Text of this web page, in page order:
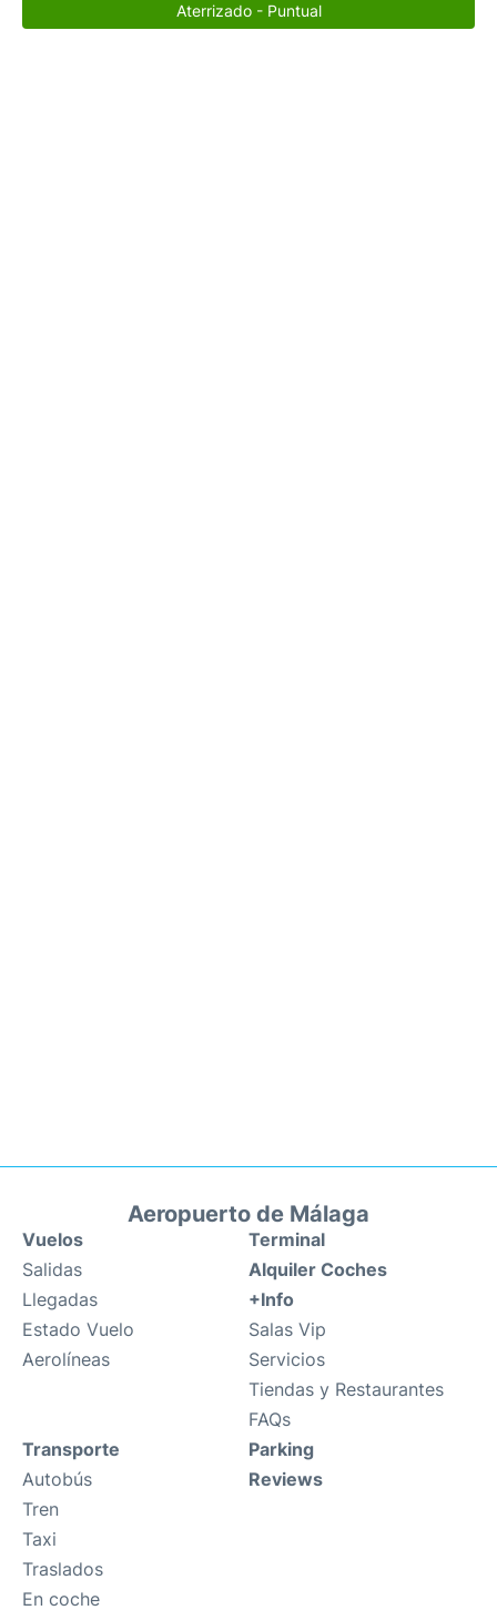
Aterrizado - Puntual
Aeropuerto de Málaga
Vuelos
Salidas
Llegadas
Estado Vuelo
Aerolíneas
Terminal
Alquiler Coches
+Info
Salas Vip
Servicios
Tiendas y Restaurantes
FAQs
Transporte
Autobús
Tren
Taxi
Traslados
En coche
Parking
Reviews